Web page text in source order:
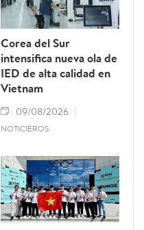
Corea del Sur
intensifica nueva ola de
IED de alta calidad en
Vietnam
09/08/2026
NOTICIEROS